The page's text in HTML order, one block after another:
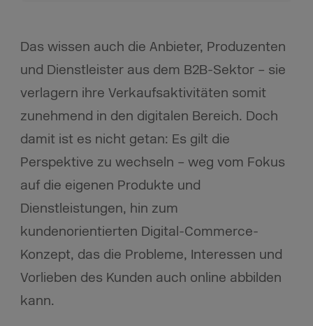
Das wissen auch die Anbieter, Produzenten
und Dienstleister aus dem B2B-Sektor – sie
verlagern ihre Verkaufsaktivitäten somit
zunehmend in den digitalen Bereich. Doch
damit ist es nicht getan: Es gilt die
Perspektive zu wechseln – weg vom Fokus
auf die eigenen Produkte und
Dienstleistungen, hin zum
kundenorientierten Digital-Commerce-
Konzept, das die Probleme, Interessen und
Vorlieben des Kunden auch online abbilden
kann.